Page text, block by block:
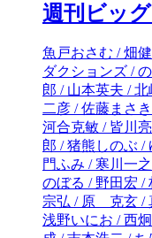
週刊ビッ
魚戸おさむ / 畑健二郎 / 高橋留美子 / ホイチョイ・プロダクションズ / のりつけ雅春 / 黒丸 / 夏原武 / 乃木坂太郎 / 山本英夫 / 北崎拓 / 花沢健吾 / 柏木ハルコ / 細野不二彦 / 佐藤まさき / せきやてつじ / 小田扉 / 楳図かずお / 河合克敏 / 皆川亮二 / 青野春秋 / ジョージ朝倉 / 篠房六郎 / 猪熊しのぶ / ゆうきまさみ / 藤木俊 / 水